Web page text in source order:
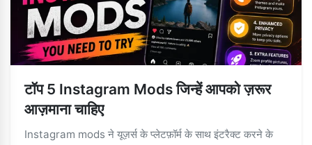
टॉप 5 Instagram Mods जिन्हें आपको ज़रूर
आज़माना चाहिए
Instagram mods ने यूज़र्स के प्लेटफ़ॉर्म के साथ इंटरैक्ट करने के